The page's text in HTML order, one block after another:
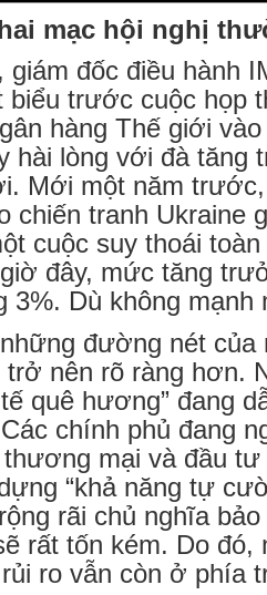
mạc hội nghị
đốc điều hành
biểu trước cuộc họp
hàng Thế giới
hài lòng với đà tăng
Mới một năm
chiến tranh Ukraine
cuộc suy thoái
đây, mức tăng
3%. Dù không mạnh
đường nét của
trở nên rõ ràng hơn.
quê hương” đang
chính phủ đang
mại và đầu
“khả năng tự
rãi chủ nghĩa
rất tốn kém. Do đó,
ro vẫn còn ở phía